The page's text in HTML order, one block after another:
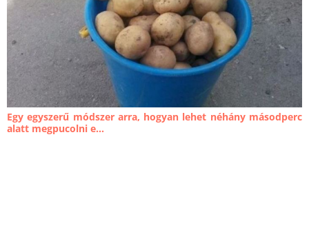
Egy egyszerű módszer arra, hogyan lehet néhány másodperc
alatt megpucolni e...